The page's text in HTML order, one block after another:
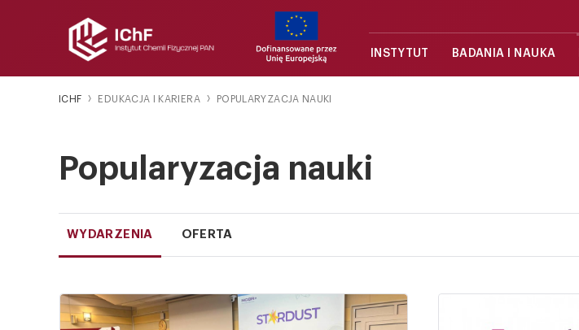
INSTYTUT BADANIA I NAUKA
ICHF EDUKACJA I KARIERA POPULARYZACJA NAUKI
Popularyzacja nauki
WYDARZENIA OFERTA